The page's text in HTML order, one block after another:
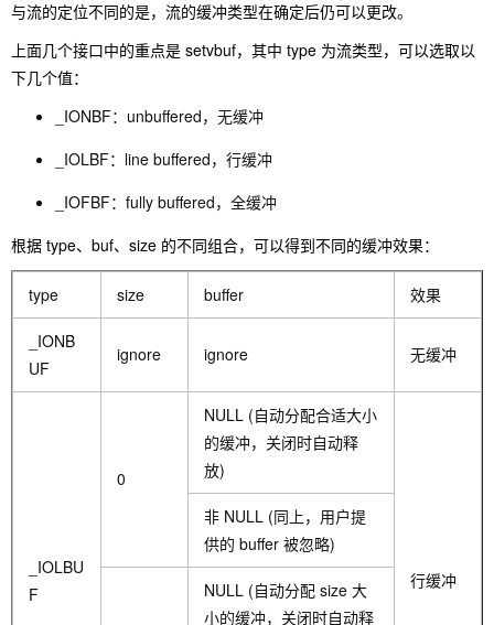
与流的定位不同的是，流的缓冲类型在确定后仍可以更改。
上面几个接口中的重点是 setvbuf，其中 type 为流类型，可以选取以
下几个值：
_IONBF：unbuffered，无缓冲
_IOLBF：line buffered，行缓冲
_IOFBF：fully buffered，全缓冲
根据 type、buf、size 的不同组合，可以得到不同的缓冲效果：
type size buffer 效果
_IONB
UF
ignore ignore 无缓冲
_IOLBU
F
0
NULL (自动分配合适大小
的缓冲，关闭时自动释
放)
行缓冲
非 NULL (同上，用户提
供的 buffer 被忽略)
NULL (自动分配 size 大
小的缓冲，关闭时自动释